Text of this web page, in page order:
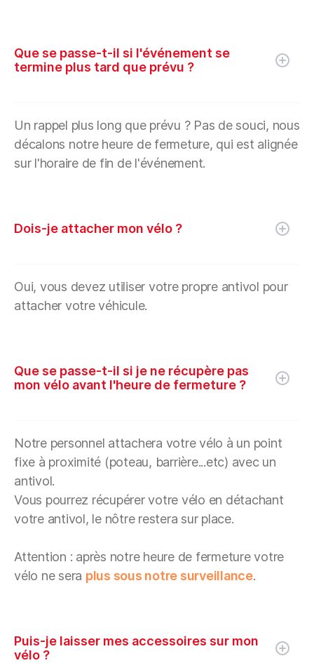
Que se passe-t-il si l'événement se
termine plus tard que prévu ?
Un rappel plus long que prévu ? Pas de souci, nous
décalons notre heure de fermeture, qui est alignée
sur l'horaire de fin de l'événement.
Dois-je attacher mon vélo ?
Oui, vous devez utiliser votre propre antivol pour
attacher votre véhicule.
Que se passe-t-il si je ne récupère pas
mon vélo avant l'heure de fermeture ?
Notre personnel attachera votre vélo à un point
fixe à proximité (poteau, barrière...etc) avec un
antivol.
Vous pourrez récupérer votre vélo en détachant
votre antivol, le nôtre restera sur place.
Attention : après notre heure de fermeture votre
vélo ne sera plus sous notre surveillance.
Puis-je laisser mes accessoires sur mon
vélo ?